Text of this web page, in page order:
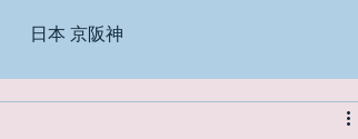
日本 京阪神